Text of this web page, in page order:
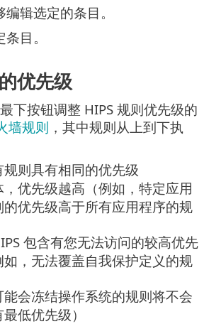
辑选定的条目。
目。
优先级
下按钮调整 HIPS 规则优先级的
墙规则 ，其中规则从上到下执
则具有相同的优先级
优先级越高（例如，特定应用
优先级高于所有应用程序的规
包含有您无法访问的较高优先
，无法覆盖自我保护定义的规
会冻结操作系统的规则将不会
低优先级）